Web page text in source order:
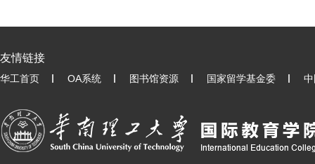
友情链接
华工首页 OA系统 图书馆资源 国家留学基金委